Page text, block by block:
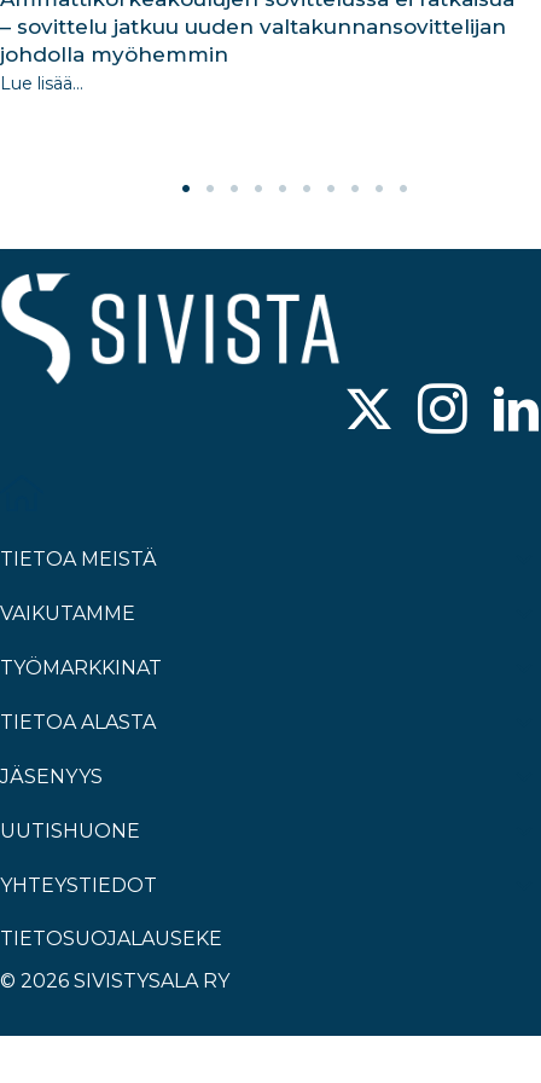
– sovittelu jatkuu uuden valtakunnansovittelijan
johdolla myöhemmin
Lue lisää...
TIETOA MEISTÄ
VAIKUTAMME
TYÖMARKKINAT
TIETOA ALASTA
JÄSENYYS
UUTISHUONE
YHTEYSTIEDOT
TIETOSUOJALAUSEKE
© 2026 SIVISTYSALA RY